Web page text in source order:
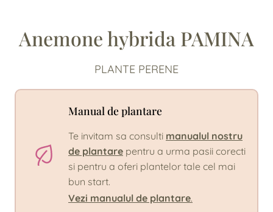
Anemone hybrida PAMINA
PLANTE PERENE
Manual de plantare
Te invitam sa consulti manualul nostru
de plantare pentru a urma pasii corecti
si pentru a oferi plantelor tale cel mai
bun start.
Vezi manualul de plantare.